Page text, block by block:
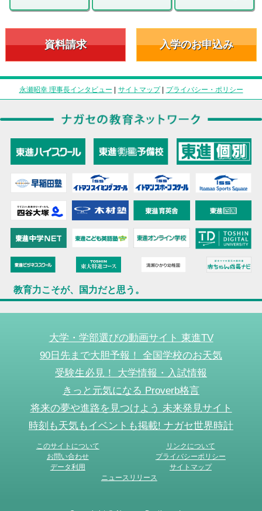
資料請求 入学のお申込み
永瀬昭幸 理事長インタビュー | サイトマップ| プライバシー・ポリシー
教育力こそが、国力だと思う。
大学・学部選びの動画サイト 東進TV
90日先まで大胆予報！ 全国学校のお天気
受験生必見！ 大学情報・入試情報
きっと元気になる Proverb格言
将来の夢や進路を見つけよう 未来発見サイト
時刻も天気もイベントも掲載! ナガセ世界時計
このサイトについて
リンクについて
お問い合わせ
プライバシーポリシー
データ利用
サイトマップ
ニュースリリース